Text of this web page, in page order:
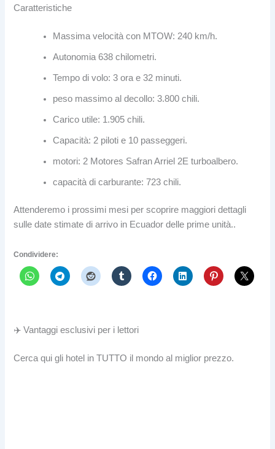
Caratteristiche
Massima velocità con MTOW: 240 km/h.
Autonomia 638 chilometri.
Tempo di volo: 3 ora e 32 minuti.
peso massimo al decollo: 3.800 chili.
Carico utile: 1.905 chili.
Capacità: 2 piloti e 10 passeggeri.
motori: 2 Motores Safran Arriel 2E turboalbero.
capacità di carburante: 723 chili.
Attenderemo i prossimi mesi per scoprire maggiori dettagli
sulle date stimate di arrivo in Ecuador delle prime unità..
Condividere:
✈️ Vantaggi esclusivi per i lettori
Cerca qui gli hotel in TUTTO il mondo al miglior prezzo.